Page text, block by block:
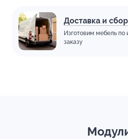
Доставка и
Изготовим мебель по
заказу